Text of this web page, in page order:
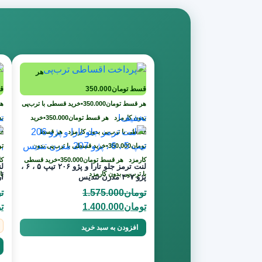
هر
قسطتومان350.000
هر قسطتومان350.000
•خرید قسطی با ترب‌پی
بدون کارمزد هر قسطتومان350.000
•خرید
قسطی با ترب‌پی بدون کارمزد هر قسط
تومان350.000
•خرید قسطی با ترب‌پی بدون
کارمزد هر قسطتومان350.000
•خرید قسطی
با ترب‌پی بدون کارمزد
تخفیف!
لنت ترمز جلو تارا و پژو ۲۰۶ تیپ ۵ ، ۶ ،
پژو ۲۰۷ مدرن تندیس
تومان1.575.000
قیمت
اصلی
تومان1.575.000
تومان1.400.000
فعلی
تومان1.400.000
افزودن به سبد خرید